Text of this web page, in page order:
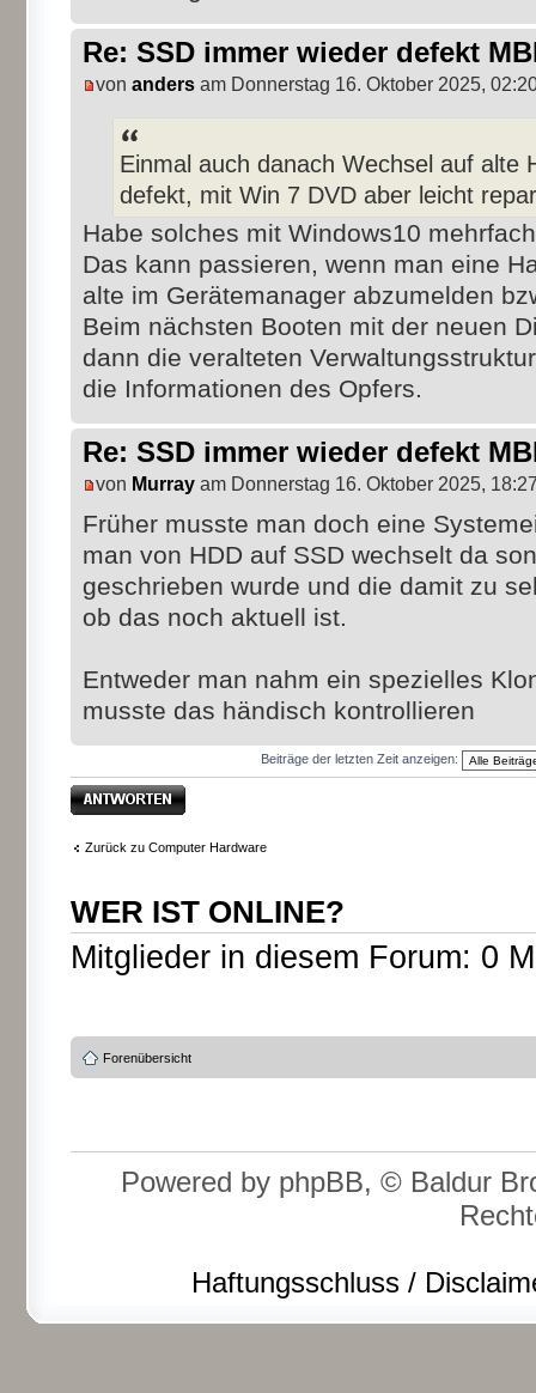
Re: SSD immer wieder defekt
von anders am Donnerstag 16. Oktober 2025,
Einmal auch danach Wechsel auf alte
defekt, mit Win 7 DVD aber leicht
Habe solches mit Windows10
Das kann passieren, wenn man eine
alte im Gerätemanager abzumelden
Beim nächsten Booten mit der neuen
dann die veralteten
die Informationen des Opfers.
Re: SSD immer wieder defekt
von Murray am Donnerstag 16. Oktober 2025,
Früher musste man doch eine
man von HDD auf SSD wechselt da
geschrieben wurde und die damit zu
ob das noch aktuell ist.
Entweder man nahm ein spezielles
musste das händisch kontrollieren
Beiträge der letzten Zeit anzeigen:
Antwort erstellen
Zurück zu Computer Hardware
WER IST ONLINE?
Mitglieder in diesem Forum: 0
Forenübersicht
Powered by phpBB, © Baldur
Haftungsschluss /